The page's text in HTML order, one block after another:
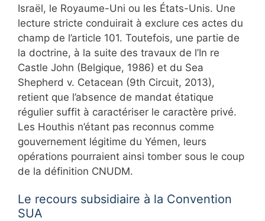
Israël, le Royaume-Uni ou les États-Unis. Une
lecture stricte conduirait à exclure ces actes du
champ de l’article 101. Toutefois, une partie de
la doctrine, à la suite des travaux de l’In re
Castle John (Belgique, 1986) et du Sea
Shepherd v. Cetacean (9th Circuit, 2013),
retient que l’absence de mandat étatique
régulier suffit à caractériser le caractère privé.
Les Houthis n’étant pas reconnus comme
gouvernement légitime du Yémen, leurs
opérations pourraient ainsi tomber sous le coup
de la définition CNUDM.
Le recours subsidiaire à la Convention
SUA